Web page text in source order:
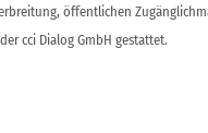
öffentlichen
cci Dialog GmbH gestattet.